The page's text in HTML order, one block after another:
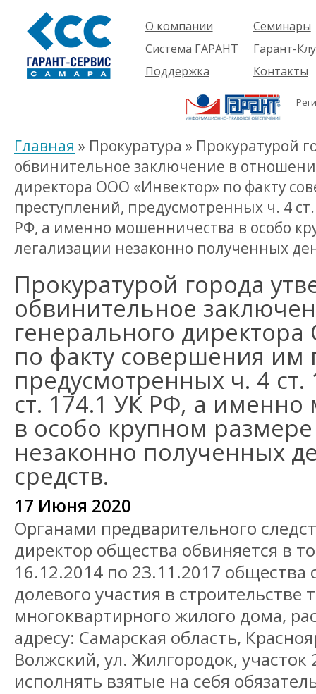
О компании
Компания
Проекты
Партнеры
Вакансии
Реквизиты
Информация
Система ГАРАНТ
О системе
решения
Комплекты
История
Поддержка
Пользователям
Будущим
пользователям
Семинары
Об услуге
семинары
Гарант-
Контакты
Главная » Прокуратура » Прокуратурой
обвинительное заключение в
директора ООО «Инвектор» по факту
преступлений, предусмотренных ч. 4 ст.
РФ, а именно мошенничества в особо
легализации незаконно полученных
Прокуратурой города
обвинительное
генерального
по факту совершения им
предусмотренных ч. 4 ст.
ст. 174.1 УК РФ, а
в особо крупном
незаконно полученных
средств.
17 Июня 2020
Органами предварительного
директор общества обвиняется в
16.12.2014 по 23.11.2017
долевого участия в строительстве
многоквартирного жилого дома,
адресу: Самарская область,
Волжский, ул. Жилгородок, участок
исполнять взятые на себя